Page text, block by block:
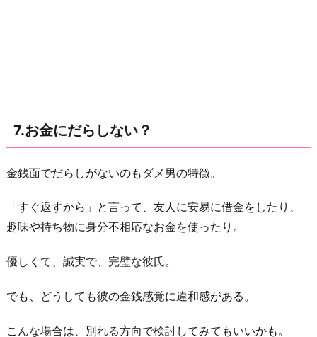
7.お金にだらしない？
金銭面でだらしがないのもダメ男の特徴。
「すぐ返すから」と言って、友人に安易に借金をしたり、
趣味や持ち物に身分不相応なお金を使ったり。
優しくて、誠実で、完璧な彼氏。
でも、どうしても彼の金銭感覚に違和感がある。
こんな場合は、別れる方向で検討してみてもいいかも。